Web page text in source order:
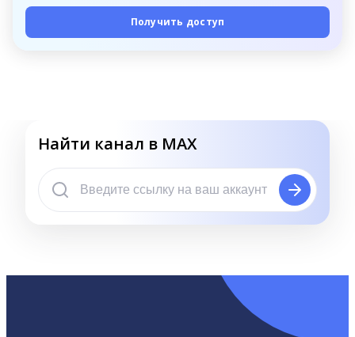
Получить доступ
Найти канал в MAX